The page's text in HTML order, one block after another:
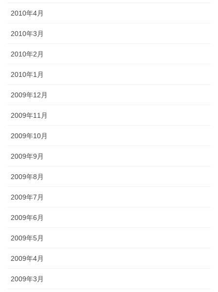
2010年4月
2010年3月
2010年2月
2010年1月
2009年12月
2009年11月
2009年10月
2009年9月
2009年8月
2009年7月
2009年6月
2009年5月
2009年4月
2009年3月